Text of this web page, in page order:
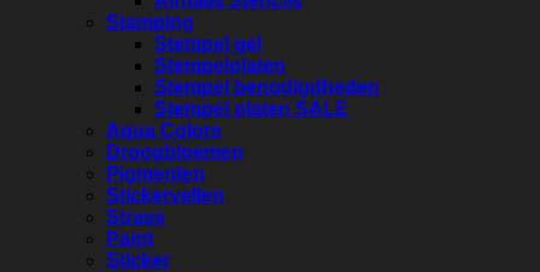
Stamping
Stempel gel
Stempelplaten
Stempel benodigdheden
Stempel platen SALE
Aqua Colors
Droogbloemen
Pigmenten
Stickervellen
Strass
Paint
Sticker